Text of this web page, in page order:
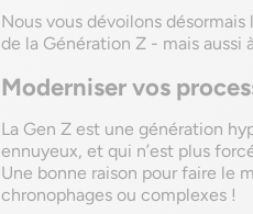
Nous vous dévoilons
de la Génération Z - mais
Moderniser vos
La Gen Z est une génération
ennuyeux, et qui n’est plus
Une bonne raison pour faire le
chronophages ou complexes !